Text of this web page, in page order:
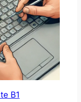
B1